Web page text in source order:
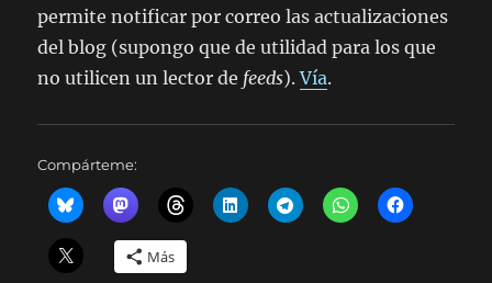
permite notificar por correo las actualizaciones
del blog (supongo que de utilidad para los que
no utilicen un lector de feeds).Vía.
Compárteme:
Más